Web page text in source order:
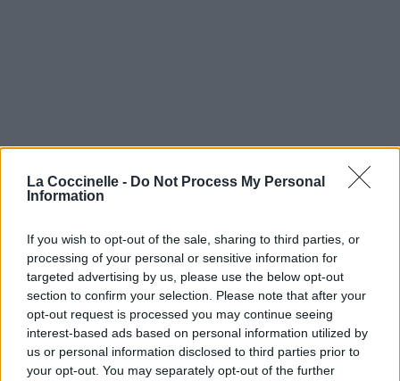
La Coccinelle - Do Not Process My Personal
Information
If you wish to opt-out of the sale, sharing to third parties, or
processing of your personal or sensitive information for
targeted advertising by us, please use the below opt-out
section to confirm your selection. Please note that after your
opt-out request is processed you may continue seeing
interest-based ads based on personal information utilized by
us or personal information disclosed to third parties prior to
your opt-out. You may separately opt-out of the further